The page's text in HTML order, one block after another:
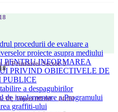
procedurii de evaluare a
proiecte asupra mediului
PENTRU INFORMAREA
PRIVIND OBIECTIVELE DE
PUBLICE
a despagubirilor
de implementare a Programului
graffiti-ului
al Primăriei Sector 5
Vineri 08:00 - 14:00